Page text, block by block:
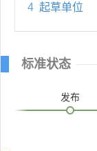
4 起草单位
标准状态
发布